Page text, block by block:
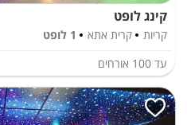
קינג לופט
קריות קרית אתא
1 לופט
עד 100 אורחים